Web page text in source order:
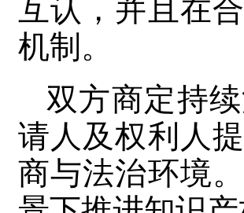
互认，并且在
机制。
双方商定持
请人及权利人
商与法治环境